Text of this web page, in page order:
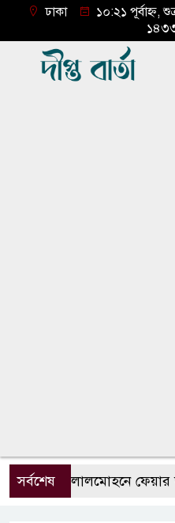
ঢাকা
১০:২১ পূর্বাহ্ন,
১৪৩৩
সর্বশেষলালমোহনে ফেয়ার